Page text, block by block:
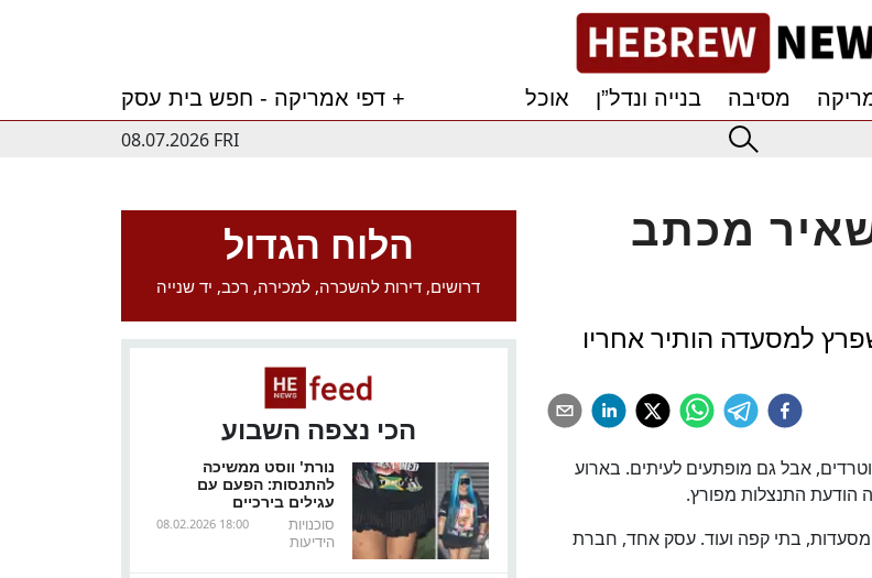
דפי אמריקה - חפש בית עסק + מסיבה בנייה ונדל”ן
אוכל
08.07.2026 FRI
הלוח הגדול
דרושים, דירות להשכרה, למכירה, רכב, יד שנייה
הכי נצפה השבוע
נורת' ווסט ממשיכה
להתנסות: הפעם עם
עגילים בירכיים
08.02.2026 18:00
סוכנויות
הידיעות
מכתב
למסעדה הותיר אחריו
אבל גם מופתעים לעיתים. בארוע
הודעת התנצלות מפורץ.
מסעדות, בתי קפה ועוד. עסק אחד, חברת